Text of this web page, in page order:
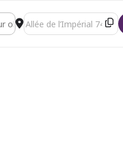
[uhsetJzAu]
Destination Address - Duo